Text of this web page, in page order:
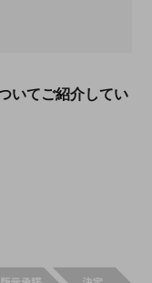
いてご紹介してい